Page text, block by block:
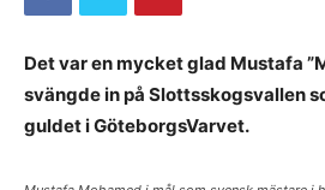
Det var en mycket glad Mustafa
svängde in på Slottsskogsvallen
guldet i GöteborgsVarvet.